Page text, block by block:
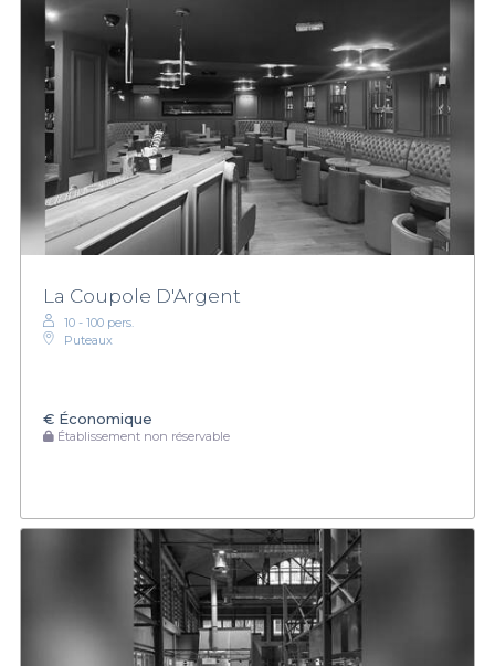
La Coupole D'Argent
10 - 100 pers.
Puteaux
€ Économique
Établissement non réservable